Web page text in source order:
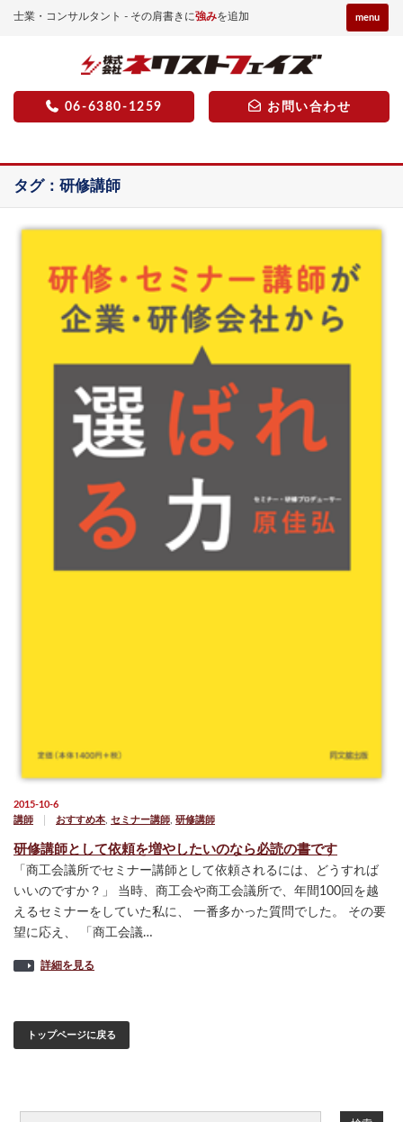
士業・コンサルタント - その肩書きに強みを追加 menu
06-6380-1259 お問い合わせ
タグ：研修講師
2015-10-6
講師
おすすめ本 セミナー講師 研修講師
研修講師として依頼を増やしたいのなら必読の書です
「商工会議所でセミナー講師として依頼されるには、どうすれば
いいのですか？」 当時、商工会や商工会議所で、年間100回を越
えるセミナーをしていた私に、 一番多かった質問でした。 その要
望に応え、 「商工会議…
詳細を見る
トップページに戻る